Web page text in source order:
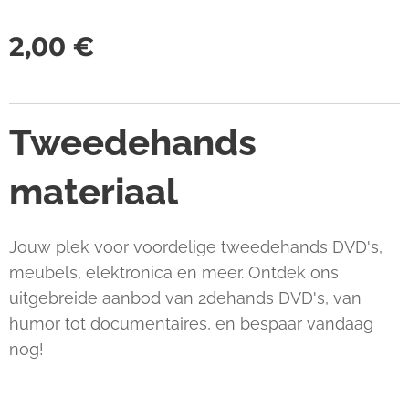
2,00 €
Tweedehands
materiaal
Jouw plek voor voordelige tweedehands DVD's,
meubels, elektronica en meer. Ontdek ons
uitgebreide aanbod van 2dehands DVD's, van
humor tot documentaires, en bespaar vandaag
nog!